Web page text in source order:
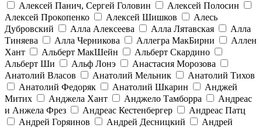
Алексей Панич, Сергей Головин
Алексей Полосин
Алексей Прокопенко
Алексей Шишков
Алесь
Дубровский
Алла Алексеева Алла Лятавская
Алла
Тиняева
Алла Черникова Аллегра МакБирни
Аллен
Хант
Альберт МакШейн
Альберт Скардино
Альберт Ши
Альф Лонэ
Анастасия Морозова
Анатолий Власов
Анатолий Мельник
Анатолий Тихов
Анатолий Федоряк
Анатолий Шкарин
Анджей
Митих
Анджела Хант Анджело Тамборра
Андреас
и Анжела Фрез
Андреас Кестенбергер
Андреас Патц
Андрей Горяинов
Андрей Десницкий
Андрей